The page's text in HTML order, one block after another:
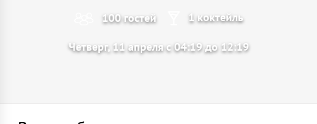
100 гостей 1 коктейль
Четверг, 11 апреля с 04:19 до 12:19